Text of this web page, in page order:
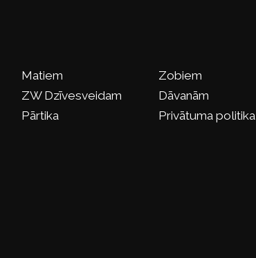
Matiem
Zobiem
ZW Dzīvesveidam
Dāvanām
Pārtika
Privātuma politika